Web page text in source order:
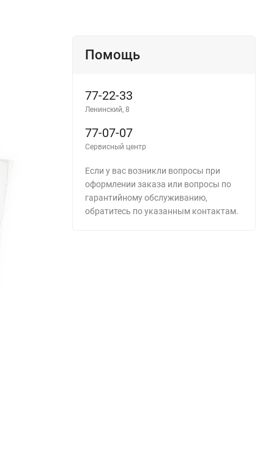
Помощь
77-22-33
Ленинский, 8
77-07-07
Сервисный центр
Если у вас возникли вопросы при
оформлении заказа или вопросы по
гарантийному обслуживанию,
обратитесь по указанным контактам.